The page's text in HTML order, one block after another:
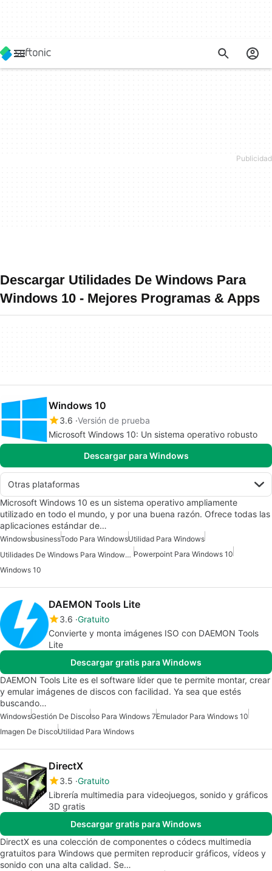
Descargar Utilidades De Windows Para
Windows 10 - Mejores Programas & Apps
Windows 10
3.6 Versión de prueba
Microsoft Windows 10: Un sistema operativo robusto
Descargar para Windows
Otras plataformas
Microsoft Windows 10 es un sistema operativo ampliamente
utilizado en todo el mundo, y por una buena razón. Ofrece todas las
aplicaciones estándar de…
WindowsbusinessTodo Para WindowsUtilidad Para Windows
Utilidades De Windows Para Windows 10 Powerpoint Para Windows 10
Windows 10
DAEMON Tools Lite
3.6 Gratuito
Convierte y monta imágenes ISO con DAEMON Tools
Lite
Descargar gratis para Windows
DAEMON Tools Lite es el software líder que te permite montar, crear
y emular imágenes de discos con facilidad. Ya sea que estés
buscando…
WindowsGestión De DiscoIso Para Windows 7Emulador Para Windows 10
Imagen De DiscoUtilidad Para Windows
DirectX
3.5 Gratuito
Librería multimedia para videojuegos, sonido y gráficos
3D gratis
Descargar gratis para Windows
DirectX es una colección de componentes o códecs multimedia
gratuitos para Windows que permiten reproducir gráficos, vídeos y
sonido con una alta calidad. Se…